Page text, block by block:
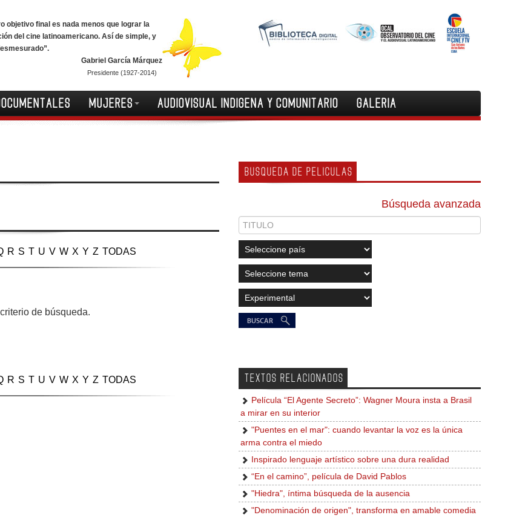
objetivo final es nada menos que lograr la
del cine latinoamericano. Así de simple, y
Gabriel García Márquez
Presidente (1927-2014)
MUJERES AUDIOVISUAL INDIGENA Y COMUNITARIO GALERIA
R S T U V W X Y Z TODAS
de búsqueda.
R S T U V W X Y Z TODAS
BUSQUEDA DE PELICULAS
Búsqueda avanzada
TEXTOS RELACIONADOS
Película “El Agente Secreto”: Wagner Moura insta a Brasil
a mirar en su interior
"Puentes en el mar": cuando levantar la voz es la única
arma contra el miedo
Inspirado lenguaje artístico sobre una dura realidad
“En el camino”, película de David Pablos
"Hiedra", íntima búsqueda de la ausencia
"Denominación de origen", transforma en amable comedia